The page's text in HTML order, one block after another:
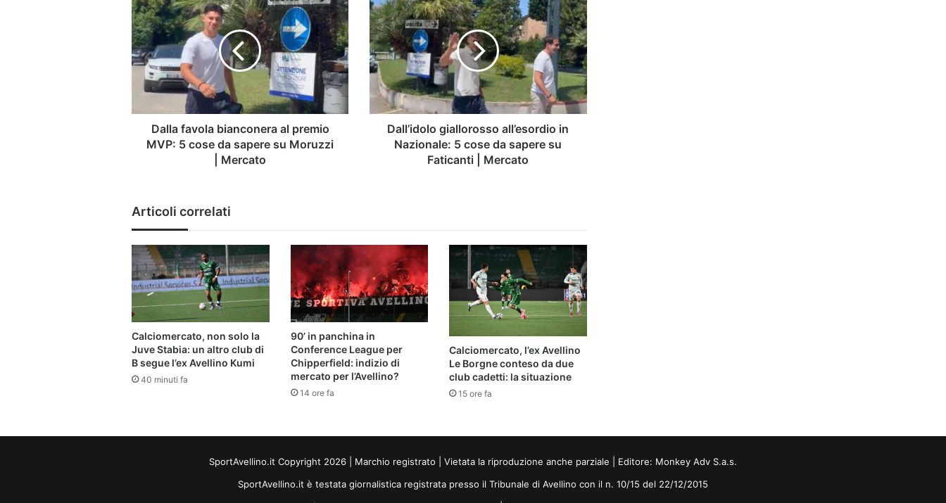
favola
bianconera
al
premio
MVP:
da
sapereDalla favola bianconera al premio
MVP: 5 cose da sapere su Moruzzi
| Mercato
giallorosso
all’esordio
in
Nazionale:
5
cose
da
sapere
Faticanti
Dall’idolo giallorosso all’esordio in
Nazionale: 5 cose da sapere su
Faticanti | Mercato
Articoli correlati
Calciomercato, non solo la
Juve Stabia: un altro club di
B segue l’ex Avellino Kumi
40 minuti fa
90’ in panchina in
Conference League per
Chipperfield: indizio di
mercato per l’Avellino?
14 ore fa
Calciomercato, l’ex Avellino
Le Borgne conteso da due
club cadetti: la situazione
15 ore fa
SportAvellino.it Copyright 2026 | Marchio registrato | Vietata la riproduzione anche parziale | Editore: Monkey Adv S.a.s.
SportAvellino.it è testata giornalistica registrata presso il Tribunale di Avellino con il n. 10/15 del 22/12/2015